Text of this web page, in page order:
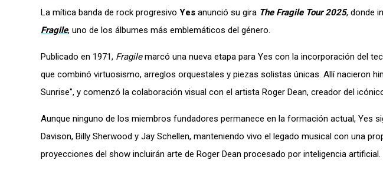
La mítica banda de rock progresivo Yes anunció su gira The Fragile Tour 2025, donde
Fragile, uno de los álbumes más emblemáticos del género.
Publicado en 1971, Fragilemarcó una nueva etapa para Yes con la incorporación del
que combinó virtuosismo, arreglos orquestales y piezas solistas únicas. Allí nacieron
Sunrise", y comenzó la colaboración visual con el artista Roger Dean, creador del
Aunque ninguno de los miembros fundadores permanece en la formación actual, Yes
Davison, Billy Sherwood y Jay Schellen, manteniendo vivo el legado musical con una
proyecciones del show incluirán arte de Roger Dean procesado por inteligencia artificial.